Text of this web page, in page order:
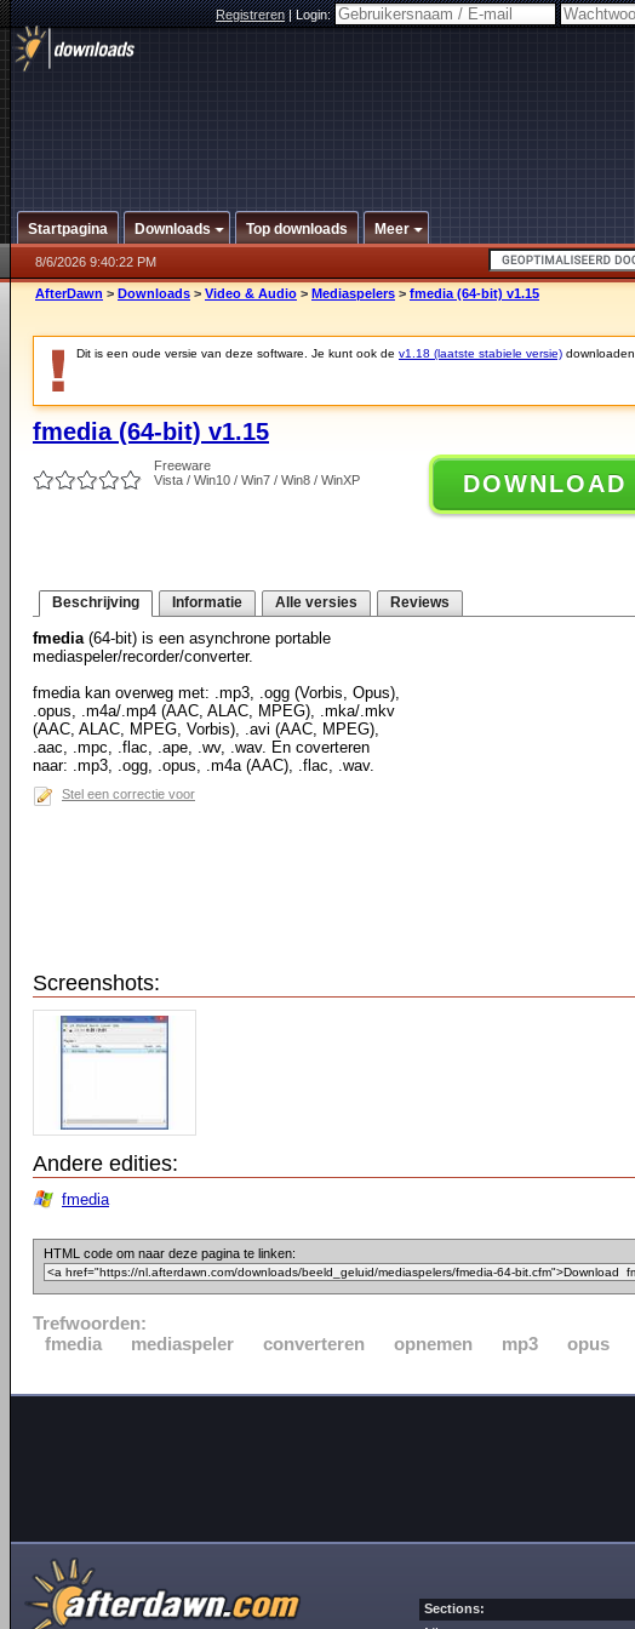
Registreren|Login:
Startpagina Downloads Top downloads Meer
8/6/2026 9:40:22 PM
AfterDawn > Downloads > Video & Audio > Mediaspelers > fmedia (64-bit) v1.15
Dit is een oude versie van deze software. Je kunt ook de v1.18 (laatste stabiele versie) downloaden.
fmedia (64-bit) v1.15
Freeware
Vista / Win10 / Win7 / Win8 / WinXP
DOWNLOAD
Beschrijving Informatie Alle versies Reviews
fmedia(64-bit) is een asynchrone portable
mediaspeler/recorder/converter.
fmedia kan overweg met: .mp3, .ogg (Vorbis, Opus),
.opus, .m4a/.mp4 (AAC, ALAC, MPEG), .mka/.mkv
(AAC, ALAC, MPEG, Vorbis), .avi (AAC, MPEG),
.aac, .mpc, .flac, .ape, .wv, .wav. En coverteren
naar: .mp3, .ogg, .opus, .m4a (AAC), .flac, .wav.
Stel een correctie voor
Screenshots:
Andere edities:
fmedia
HTML code om naar deze pagina te linken:
Trefwoorden:
fmedia
mediaspeler converteren opnemen mp3 opus
Sections: